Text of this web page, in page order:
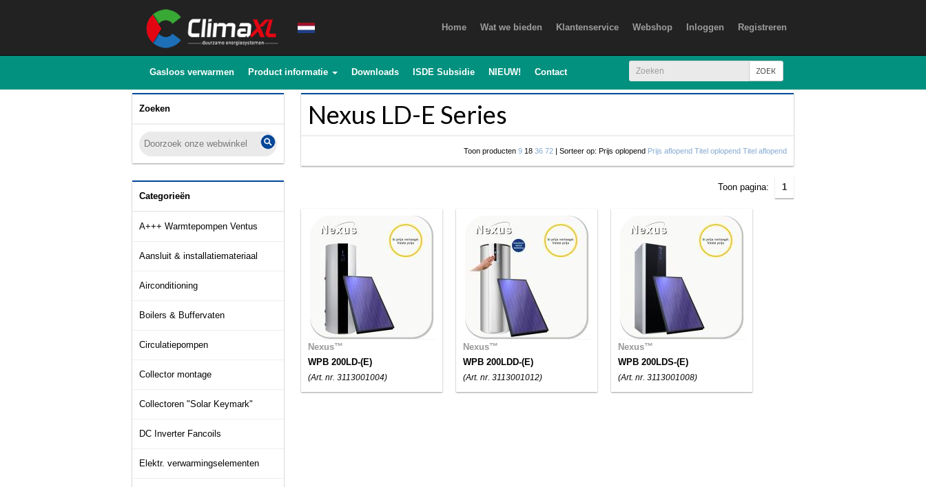
Home Wat we bieden Klantenservice Webshop Inloggen Registreren
Gasloos verwarmen Product informatie Downloads ISDE Subsidie NIEUW! Contact ZOEK
Zoeken
Categorieën
A+++ Warmtepompen Ventus
Aansluit & installatiemateriaal
Airconditioning
Boilers & Buffervaten
Circulatiepompen
Collector montage
Collectoren "Solar Keymark"
DC Inverter Fancoils
Elektr. verwarmingselementen
Nexus LD-E Series
Toon producten 9 18 36 72 | Sorteer op: Prijs oplopend Prijs aflopend Titel oplopend Titel aflopend
Toon pagina: 1
Nexus™
WPB 200LD-(E)
(Art. nr. 3113001004)
Nexus™
WPB 200LDD-(E)
(Art. nr. 3113001012)
Nexus™
WPB 200LDS-(E)
(Art. nr. 3113001008)